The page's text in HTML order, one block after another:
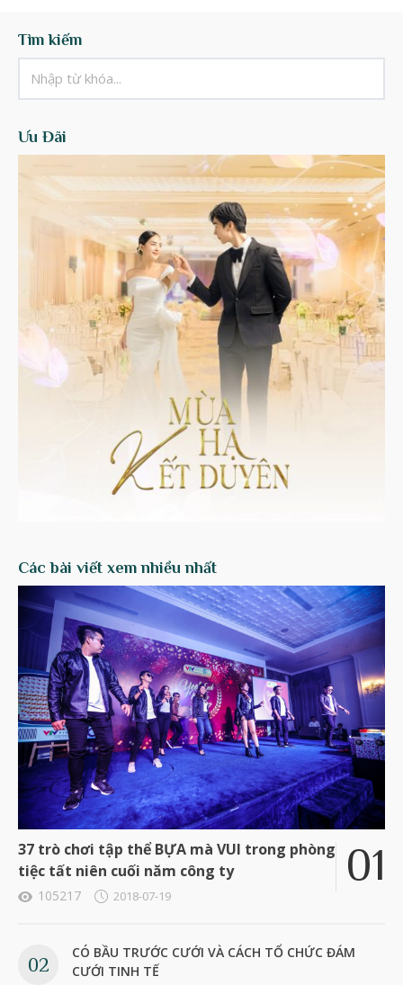
Tìm kiếm
Ưu Đãi
Các bài viết xem nhiều nhất
37 trò chơi tập thể BỰA mà VUI trong phòng
tiệc tất niên cuối năm công ty
105217 2018-07-19
CÓ BẦU TRƯỚC CƯỚI VÀ CÁCH TỔ CHỨC ĐÁM
CƯỚI TINH TẾ